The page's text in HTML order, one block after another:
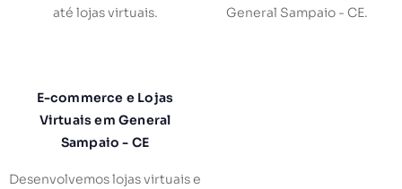
até lojas virtuais.
General Sampaio - CE.
E-commerce e Lojas
Virtuais em General
Sampaio - CE
Desenvolvemos lojas virtuais e